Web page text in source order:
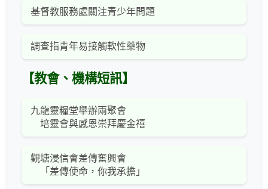
基督教服務處關注青少年問題
調查指青年易接觸軟性藥物
【教會、機構短訊】
九龍靈糧堂舉辦兩聚會
培靈會與感恩崇拜慶金禧
觀塘浸信會差傳奮興會
「差傳使命，你我承擔」